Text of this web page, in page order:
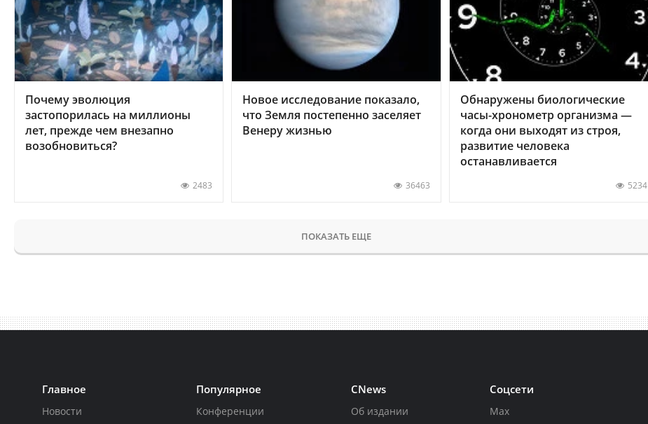
Почему эволюция
застопорилась на миллионы
лет, прежде чем внезапно
возобновиться?
2483
Новое исследование показало,
что Земля постепенно заселяет
Венеру жизнью
36463
Обнаружены биологические
часы-хронометр организма —
когда они выходят из строя,
развитие человека
останавливается
5234
ПОКАЗАТЬ ЕЩЕ
Главное
Новости
Популярное
Конференции
CNews
Об издании
Соцсети
Max